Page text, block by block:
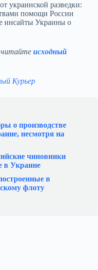
украинской разведки:
помощи России
инсайты Украины о
читайте исходный
Курьер
о производстве
несмотря на
чиновники
в Украине
в
флоту